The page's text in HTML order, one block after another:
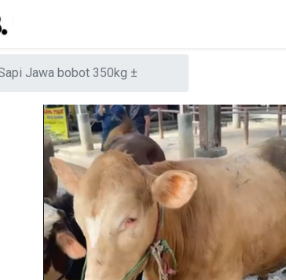
Jawa bobot 350kg ±